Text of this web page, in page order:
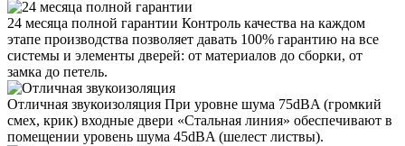
24 месяца полной гарантии Контроль качества на каждом
этапе производства позволяет давать 100% гарантию на все
системы и элементы дверей: от материалов до сборки, от
замка до петель.
Отличная звукоизоляция При уровне шума 75dBA (громкий
смех, крик) входные двери «Стальная линия» обеспечивают в
помещении уровень шума 45dBA (шелест листвы).